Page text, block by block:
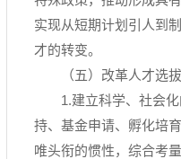
实现从短期计划引人到
才的转变。
（五）改革人才选
1.建立科学、社会
持、基金申请、孵化培
唯头衔的惯性，综合考